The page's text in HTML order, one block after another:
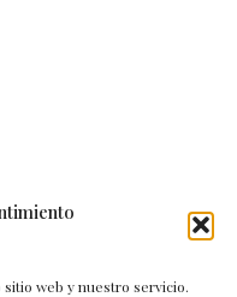
web y nuestro servicio.